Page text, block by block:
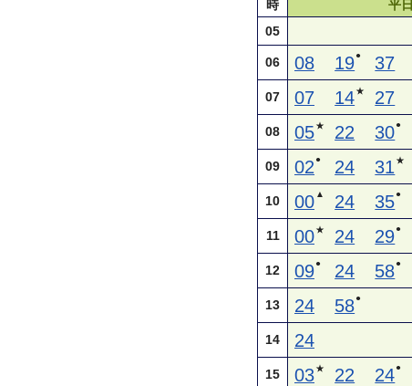
時 平日
05
06 08 19● 37
07 07 14★ 27
08 05★ 22 30●
09 02 ● 24 31 ★
10 00 ▲ 24 35●
11 00★ 24 29●
12 09● 24 58●
13 24 58●
14 24
15 03★ 22 24●